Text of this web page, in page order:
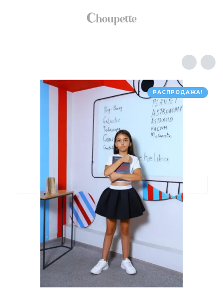
РАСПРОДАЖА!